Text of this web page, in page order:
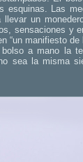
esquinas. Las
un
sensaciones y
“un manifiesto de
a mano la
sea la misma